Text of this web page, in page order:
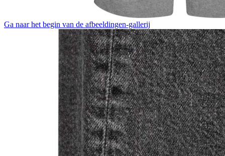
Ga naar het begin van de afbeeldingen-gallerij